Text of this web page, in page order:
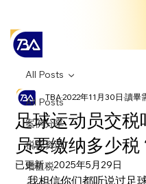
All Posts
案例分享
税务资讯
增值税
All Posts
足球运动员交
员要缴纳多少税
TBA2022年11月30日讀畢
已更新：2025年5月29日
我相信你们都听说过足